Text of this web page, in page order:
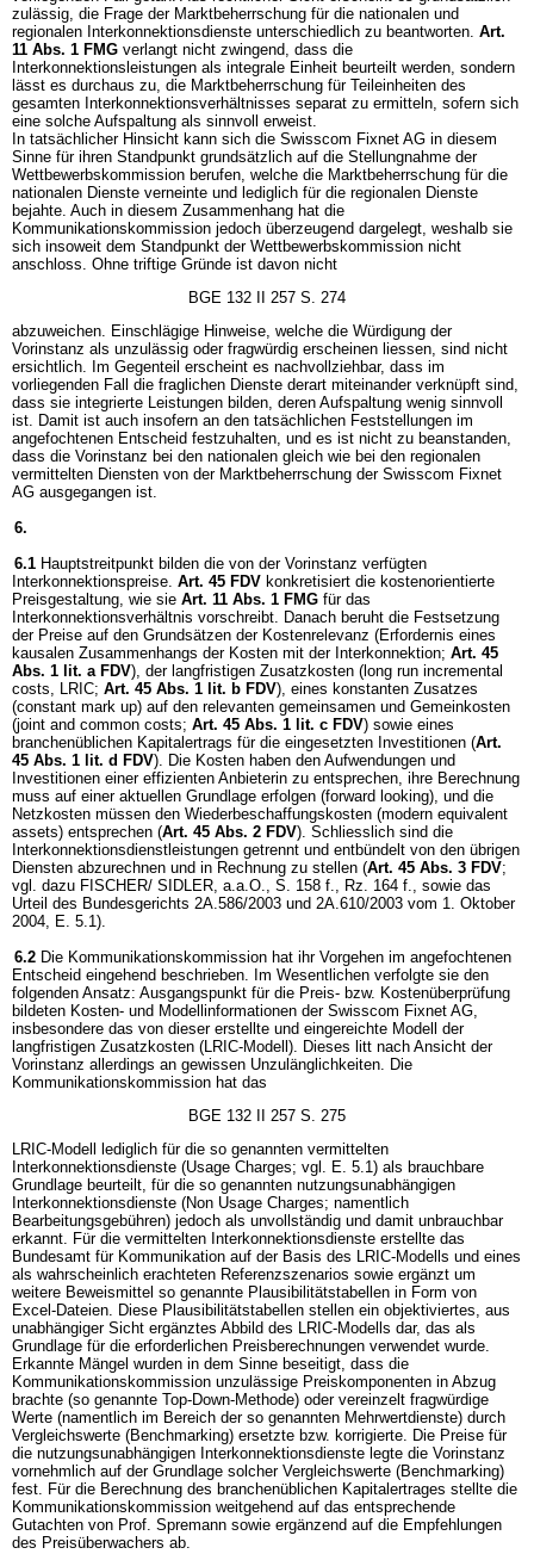
zulässig, die Frage der Marktbeherrschung für die nationalen und
regionalen Interkonnektionsdienste unterschiedlich zu beantworten. Art.
11 Abs. 1 FMG verlangt nicht zwingend, dass die
Interkonnektionsleistungen als integrale Einheit beurteilt werden, sondern
lässt es durchaus zu, die Marktbeherrschung für Teileinheiten des
gesamten Interkonnektionsverhältnisses separat zu ermitteln, sofern sich
eine solche Aufspaltung als sinnvoll erweist.
In tatsächlicher Hinsicht kann sich die Swisscom Fixnet AG in diesem
Sinne für ihren Standpunkt grundsätzlich auf die Stellungnahme der
Wettbewerbskommission berufen, welche die Marktbeherrschung für die
nationalen Dienste verneinte und lediglich für die regionalen Dienste
bejahte. Auch in diesem Zusammenhang hat die
Kommunikationskommission jedoch überzeugend dargelegt, weshalb sie
sich insoweit dem Standpunkt der Wettbewerbskommission nicht
anschloss. Ohne triftige Gründe ist davon nicht
BGE 132 II 257 S. 274
abzuweichen. Einschlägige Hinweise, welche die Würdigung der
Vorinstanz als unzulässig oder fragwürdig erscheinen liessen, sind nicht
ersichtlich. Im Gegenteil erscheint es nachvollziehbar, dass im
vorliegenden Fall die fraglichen Dienste derart miteinander verknüpft sind,
dass sie integrierte Leistungen bilden, deren Aufspaltung wenig sinnvoll
ist. Damit ist auch insofern an den tatsächlichen Feststellungen im
angefochtenen Entscheid festzuhalten, und es ist nicht zu beanstanden,
dass die Vorinstanz bei den nationalen gleich wie bei den regionalen
vermittelten Diensten von der Marktbeherrschung der Swisscom Fixnet
AG ausgegangen ist.
6.
6.1 Hauptstreitpunkt bilden die von der Vorinstanz verfügten
Interkonnektionspreise. Art. 45 FDV konkretisiert die kostenorientierte
Preisgestaltung, wie sie Art. 11 Abs. 1 FMG für das
Interkonnektionsverhältnis vorschreibt. Danach beruht die Festsetzung
der Preise auf den Grundsätzen der Kostenrelevanz (Erfordernis eines
kausalen Zusammenhangs der Kosten mit der Interkonnektion; Art. 45
Abs. 1 lit. a FDV), der langfristigen Zusatzkosten (long run incremental
costs, LRIC; Art. 45 Abs. 1 lit. b FDV), eines konstanten Zusatzes
(constant mark up) auf den relevanten gemeinsamen und Gemeinkosten
(joint and common costs; Art. 45 Abs. 1 lit. c FDV) sowie eines
branchenüblichen Kapitalertrags für die eingesetzten Investitionen (Art.
45 Abs. 1 lit. d FDV). Die Kosten haben den Aufwendungen und
Investitionen einer effizienten Anbieterin zu entsprechen, ihre Berechnung
muss auf einer aktuellen Grundlage erfolgen (forward looking), und die
Netzkosten müssen den Wiederbeschaffungskosten (modern equivalent
assets) entsprechen (Art. 45 Abs. 2 FDV). Schliesslich sind die
Interkonnektionsdienstleistungen getrennt und entbündelt von den übrigen
Diensten abzurechnen und in Rechnung zu stellen (Art. 45 Abs. 3 FDV;
vgl. dazu FISCHER/ SIDLER, a.a.O., S. 158 f., Rz. 164 f., sowie das
Urteil des Bundesgerichts 2A.586/2003 und 2A.610/2003 vom 1. Oktober
2004, E. 5.1).
6.2 Die Kommunikationskommission hat ihr Vorgehen im angefochtenen
Entscheid eingehend beschrieben. Im Wesentlichen verfolgte sie den
folgenden Ansatz: Ausgangspunkt für die Preis- bzw. Kostenüberprüfung
bildeten Kosten- und Modellinformationen der Swisscom Fixnet AG,
insbesondere das von dieser erstellte und eingereichte Modell der
langfristigen Zusatzkosten (LRIC-Modell). Dieses litt nach Ansicht der
Vorinstanz allerdings an gewissen Unzulänglichkeiten. Die
Kommunikationskommission hat das
BGE 132 II 257 S. 275
LRIC-Modell lediglich für die so genannten vermittelten
Interkonnektionsdienste (Usage Charges; vgl. E. 5.1) als brauchbare
Grundlage beurteilt, für die so genannten nutzungsunabhängigen
Interkonnektionsdienste (Non Usage Charges; namentlich
Bearbeitungsgebühren) jedoch als unvollständig und damit unbrauchbar
erkannt. Für die vermittelten Interkonnektionsdienste erstellte das
Bundesamt für Kommunikation auf der Basis des LRIC-Modells und eines
als wahrscheinlich erachteten Referenzszenarios sowie ergänzt um
weitere Beweismittel so genannte Plausibilitätstabellen in Form von
Excel-Dateien. Diese Plausibilitätstabellen stellen ein objektiviertes, aus
unabhängiger Sicht ergänztes Abbild des LRIC-Modells dar, das als
Grundlage für die erforderlichen Preisberechnungen verwendet wurde.
Erkannte Mängel wurden in dem Sinne beseitigt, dass die
Kommunikationskommission unzulässige Preiskomponenten in Abzug
brachte (so genannte Top-Down-Methode) oder vereinzelt fragwürdige
Werte (namentlich im Bereich der so genannten Mehrwertdienste) durch
Vergleichswerte (Benchmarking) ersetzte bzw. korrigierte. Die Preise für
die nutzungsunabhängigen Interkonnektionsdienste legte die Vorinstanz
vornehmlich auf der Grundlage solcher Vergleichswerte (Benchmarking)
fest. Für die Berechnung des branchenüblichen Kapitalertrages stellte die
Kommunikationskommission weitgehend auf das entsprechende
Gutachten von Prof. Spremann sowie ergänzend auf die Empfehlungen
des Preisüberwachers ab.